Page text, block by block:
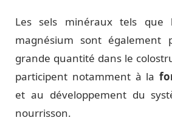
Les sels minéraux tels
magnésium sont également
grande quantité dans le
participent notamment à la
et au développement du
nourrisson.